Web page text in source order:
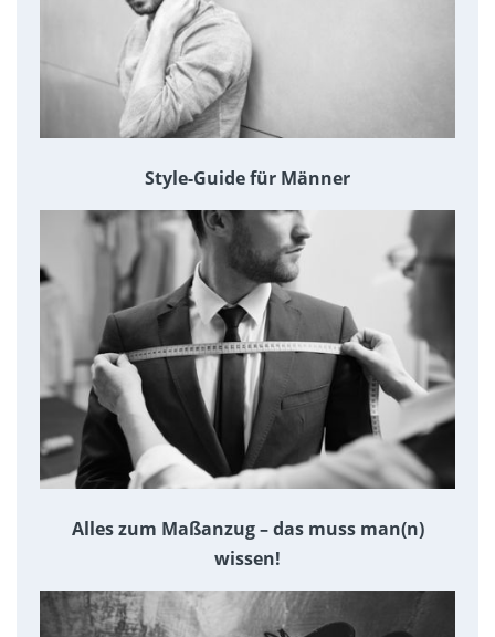
Style-Guide für Männer
Alles zum Maßanzug – das muss man(n)
wissen!